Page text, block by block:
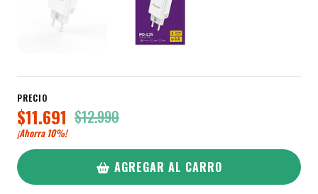
PRECIO
$11.691 $12.990
¡Ahorra 10%!
AGREGAR AL CARRO